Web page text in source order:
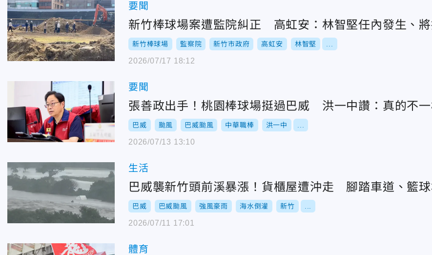
要聞
新竹棒球場案遭監院糾正 高虹安：林智堅任內發生、
新竹棒球場 監察院 新竹市政府 高虹安 林智堅
2026/07/17 18:12
要聞
張善政出手！桃園棒球場挺過巴威 洪一中讚：真的不一
巴威 颱風 巴威颱風 中華職棒 洪一中
2026/07/13 13:10
生活
巴威襲新竹頭前溪暴漲！貨櫃屋遭沖走 腳踏車道、籃
巴威 巴威颱風 強風豪雨 海水倒灌 新竹
2026/07/11 17:01
體育